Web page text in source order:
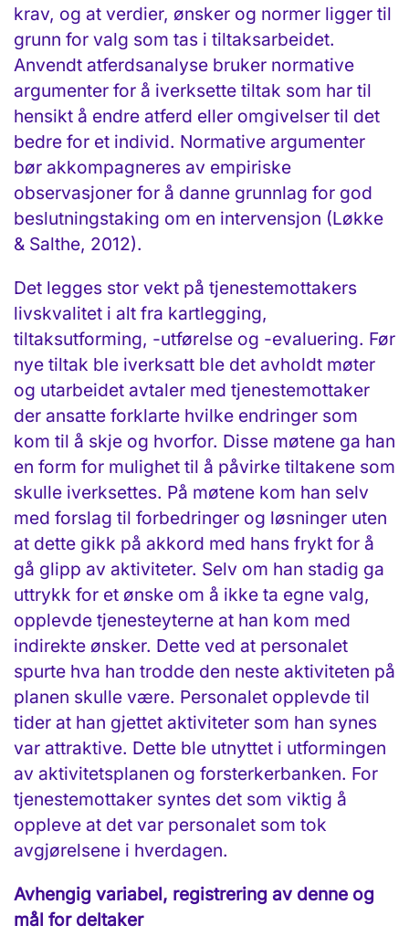
krav, og at verdier, ønsker og normer ligger til
grunn for valg som tas i tiltaksarbeidet.
Anvendt atferdsanalyse bruker normative
argumenter for å iverksette tiltak som har til
hensikt å endre atferd eller omgivelser til det
bedre for et individ. Normative argumenter
bør akkompagneres av empiriske
observasjoner for å danne grunnlag for god
beslutningstaking om en intervensjon (Løkke
& Salthe, 2012).
Det legges stor vekt på tjenestemottakers
livskvalitet i alt fra kartlegging,
tiltaksutforming, -utførelse og -evaluering. Før
nye tiltak ble iverksatt ble det avholdt møter
og utarbeidet avtaler med tjenestemottaker
der ansatte forklarte hvilke endringer som
kom til å skje og hvorfor. Disse møtene ga han
en form for mulighet til å påvirke tiltakene som
skulle iverksettes. På møtene kom han selv
med forslag til forbedringer og løsninger uten
at dette gikk på akkord med hans frykt for å
gå glipp av aktiviteter. Selv om han stadig ga
uttrykk for et ønske om å ikke ta egne valg,
opplevde tjenesteyterne at han kom med
indirekte ønsker. Dette ved at personalet
spurte hva han trodde den neste aktiviteten på
planen skulle være. Personalet opplevde til
tider at han gjettet aktiviteter som han synes
var attraktive. Dette ble utnyttet i utformingen
av aktivitetsplanen og forsterkerbanken. For
tjenestemottaker syntes det som viktig å
oppleve at det var personalet som tok
avgjørelsene i hverdagen.
Avhengig variabel, registrering av denne og
mål for deltaker